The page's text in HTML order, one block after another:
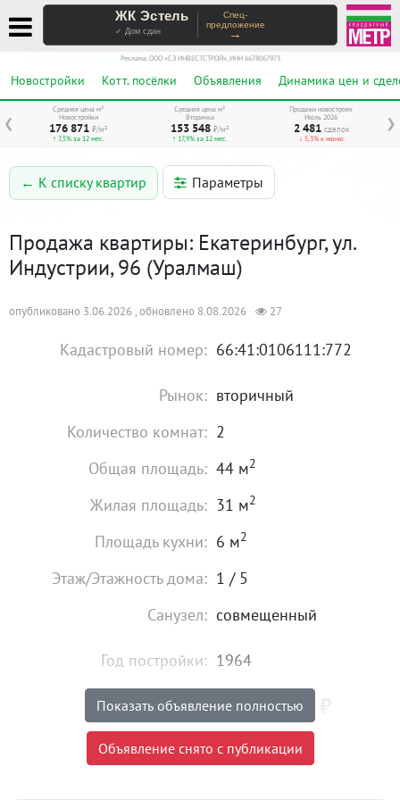
ЖК Эстель
✓ Дом сдан
Спец-
предложение
→
Реклама. ООО «СЗ ИНВЕСТСТРОЙ», ИНН 6678067973
Новостройки Котт. посёлки Объявления Динамика цен и
❮ ❯
Средняя цена м²
Новостройки
176 871 ₽/м²
↑ 7,5% за 12 мес.
Средняя цена м²
Вторичка
153 548 ₽/м²
↑ 17,9% за 12 мес.
Продажи новостроек
Июль 2026
2 481 сделок
↓ 5,3% к июню
← К списку квартир Параметры
Продажа квартиры: Екатеринбург, ул.
Индустрии, 96 (Уралмаш)
опубликовано 3.06.2026 , обновлено 8.08.2026 27
Кадастровый номер: 66:41:0106111:772
Рынок: вторичный
Количество комнат: 2
Общая площадь: 44 м2
Жилая площадь: 31 м2
Площадь кухни: 6 м2
Этаж/Этажность дома: 1 / 5
Санузел: совмещенный
Год постройки: 1964
Цена: 4 890 000
Объявление снято с публикации
Показать объявление полностью
Объявление снято с публикации